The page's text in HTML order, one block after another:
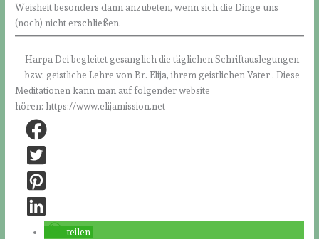
Weisheit besonders dann anzubeten, wenn sich die Dinge uns
(noch) nicht erschließen.
Harpa Dei begleitet gesanglich die täglichen Schriftauslegungen
bzw. geistliche Lehre von Br. Elija, ihrem geistlichen Vater . Diese
Meditationen kann man auf folgender website
hören: https://www.elijamission.net
teilen